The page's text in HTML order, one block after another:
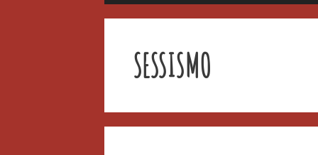
SESSISMO